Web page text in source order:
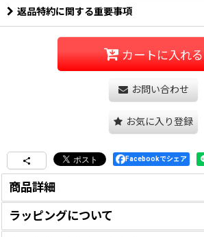
返品特約に関する重要事項
カートに入れる
お問い合わせ
お気に入り登録
Facebookでシェア
商品詳細
ラッピングについて